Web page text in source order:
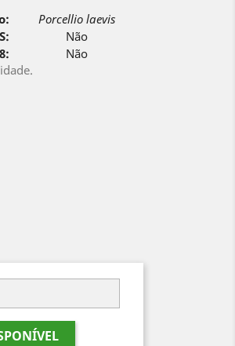
Porcellio laevis
Não
Não